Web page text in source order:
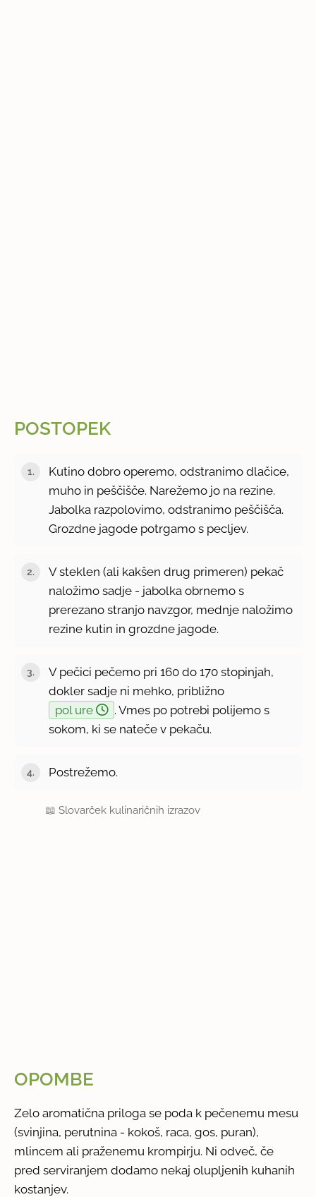
POSTOPEK
Kutino dobro operemo, odstranimo dlačice,
muho in peščišče. Narežemo jo na rezine.
Jabolka razpolovimo, odstranimo peščišča.
Grozdne jagode potrgamo s pecljev.
V steklen (ali kakšen drug primeren) pekač
naložimo sadje - jabolka obrnemo s
prerezano stranjo navzgor, mednje naložimo
rezine kutin in grozdne jagode.
V pečici pečemo pri 160 do 170 stopinjah,
dokler sadje ni mehko, približno
pol ure
. Vmes po potrebi polijemo s
sokom, ki se nateče v pekaču.
Postrežemo.
📖Slovarček kulinaričnih izrazov
OPOMBE
Zelo aromatična priloga se poda k pečenemu mesu
(svinjina, perutnina - kokoš, raca, gos, puran),
mlincem ali praženemu krompirju. Ni odveč, če
pred serviranjem dodamo nekaj olupljenih kuhanih
kostanjev.